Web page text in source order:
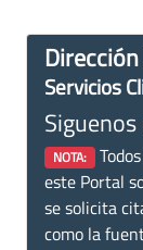
Servicios
Siguenos
NOTA:
este Portal
se solicita
como la